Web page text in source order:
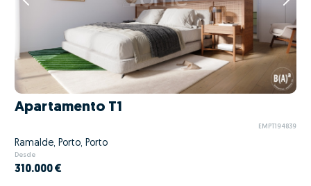
Apartamento T1
EMPT194839
Ramalde, Porto, Porto
Desde
310.000 €